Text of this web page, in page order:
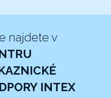
najdete v
INTEX